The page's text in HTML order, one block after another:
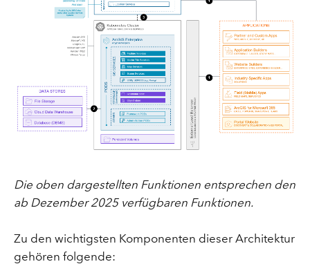
Die oben dargestellten Funktionen entsprechen den
ab Dezember 2025 verfügbaren Funktionen.
Zu den wichtigsten Komponenten dieser Architektur
gehören folgende: